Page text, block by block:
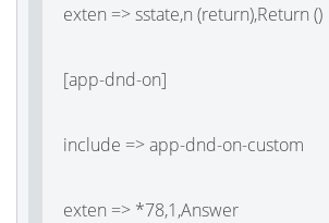
exten => sstate,n (return),Return ()
[app-dnd-on]
include => app-dnd-on-custom
exten => *78,1,Answer